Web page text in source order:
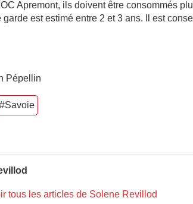
Apremont, ils doivent être consommés
est estimé entre 2 et 3 ans.
Il est
Pépellin
#Savoie
tous les articles de Solene Revillod